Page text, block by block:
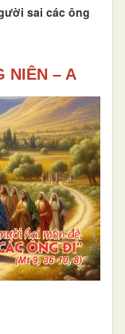
sai các ông
NIÊN – A